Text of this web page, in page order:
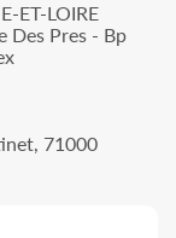
ET-LOIRE
Des Pres - Bp
71000